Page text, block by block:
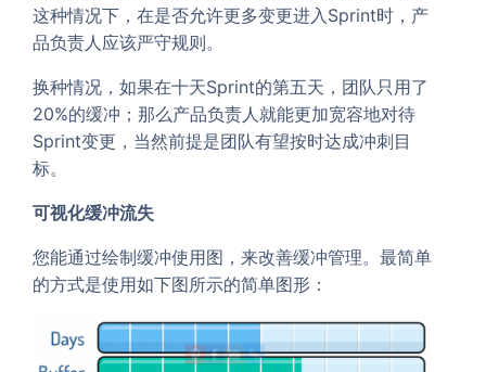
这种情况下，在是否允许更多变更进入Sprint时，产
品负责人应该严守规则。
换种情况，如果在十天Sprint的第五天，团队只用了
20%的缓冲；那么产品负责人就能更加宽容地对待
Sprint变更，当然前提是团队有望按时达成冲刺目
标。
可视化缓冲流失
您能通过绘制缓冲使用图，来改善缓冲管理。最简单
的方式是使用如下图所示的简单图形：